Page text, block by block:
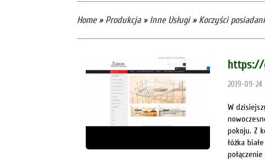
Home» Produkcja» Inne Usługi» Korzyści
https://
2019-09-24
W
pokoju. Z
łóżka